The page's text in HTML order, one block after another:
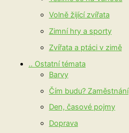
Volně žijící zvířata
Zimní hry a sporty
Zvířata a ptáci v zimě
.. Ostatní témata
Barvy
Čím budu? Zaměstnání
Den, časové pojmy
Doprava